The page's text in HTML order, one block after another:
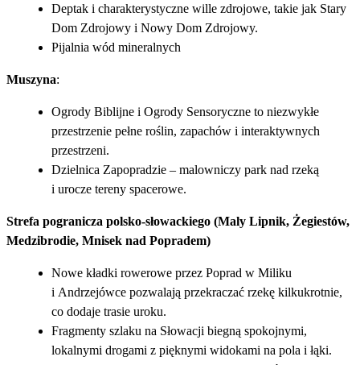
Deptak i charakterystyczne wille zdrojowe, takie jak Stary
Dom Zdrojowy i Nowy Dom Zdrojowy.
Pijalnia wód mineralnych
Muszyna:
Ogrody Biblijne i Ogrody Sensoryczne to niezwykłe
przestrzenie pełne roślin, zapachów i interaktywnych
przestrzeni.
Dzielnica Zapopradzie – malowniczy park nad rzeką
i urocze tereny spacerowe.
Strefa pogranicza polsko-słowackiego (Maly Lipnik, Żegiestów,
Medzibrodie, Mnisek nad Popradem)
Nowe kładki rowerowe przez Poprad w Miliku
i Andrzejówce pozwalają przekraczać rzekę kilkukrotnie,
co dodaje trasie uroku.
Fragmenty szlaku na Słowacji biegną spokojnymi,
lokalnymi drogami z pięknymi widokami na pola i łąki.